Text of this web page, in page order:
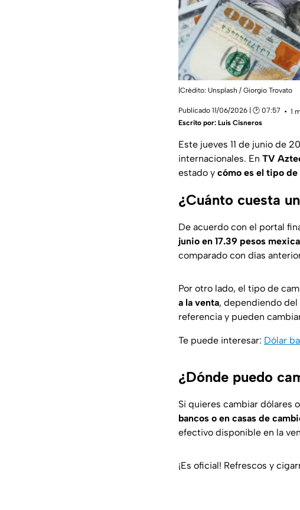
|Crédito: Unsplash / Giorgio Trovato
Publicado 11/06/2026 | 🕑 07:57
1
Escrito por: Luis Cisneros
Este jueves 11 de junio de
internacionales. En TV
estado y cómo es el tipo de
¿Cuánto cuesta
De acuerdo con el portal
junio en 17.39 pesos
comparado con días
Por otro lado, el tipo de
a la venta, dependiendo del
referencia y pueden
Te puede interesar: Dólar
¿Dónde puedo
Si quieres cambiar dólares
bancos o en casas de
efectivo disponible en la
¡Es oficial! Refrescos y